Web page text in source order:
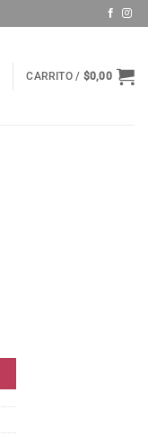
CARRITO / $0,00